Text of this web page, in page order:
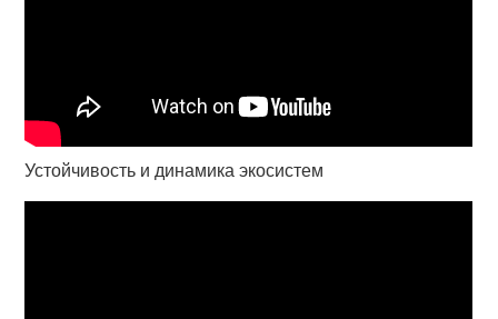
Устойчивость и динамика экосистем